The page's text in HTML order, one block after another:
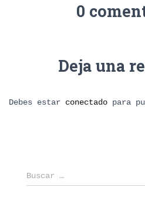
0
Deja una
Debes estar conectado para
B
u
Buscar …